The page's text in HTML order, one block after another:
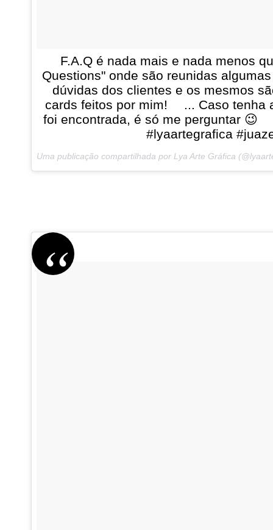
F.A.Q é nada mais e nada menos
Questions" onde são reunidas
dúvidas dos clientes e os mesmos
cards feitos por mim! ⠀ ... Caso tenha
foi encontrada, é só me perguntar 😉
#lyaartegrafica
Uma publicação compartilhada por Lya Arte Gráfica